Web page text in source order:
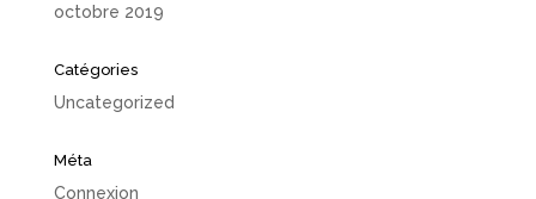
octobre 2019
Catégories
Uncategorized
Méta
Connexion